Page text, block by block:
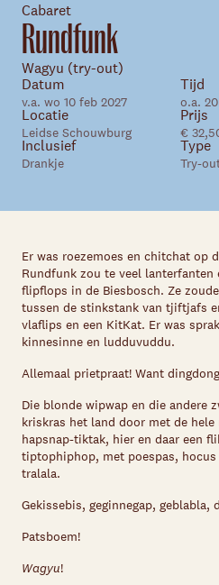
Skip
Cabaret
Rundfunk
Wagyu (try-out)
Datum
v.a. wo 10 feb 2027
Tijd
o.a.
Locatie
Leidse Schouwburg
Prijs
€
Inclusief
Drankje
Type
Try-
Er was roezemoes en chitchat op
Rundfunk zou te veel
flipflops in de Biesbosch. Ze
tussen de stinkstank van tjiftjafs
vlaflips en een KitKat. Er was
kinnesinne en ludduvuddu.
Allemaal prietpraat! Want
Die blonde wipwap en die andere
kriskras het land door met de hele
hapsnap-tiktak, hier en daar een
tiptophiphop, met poespas,
tralala.
Gekissebis, geginnegap, geblabla,
Patsboem!
Wagyu!